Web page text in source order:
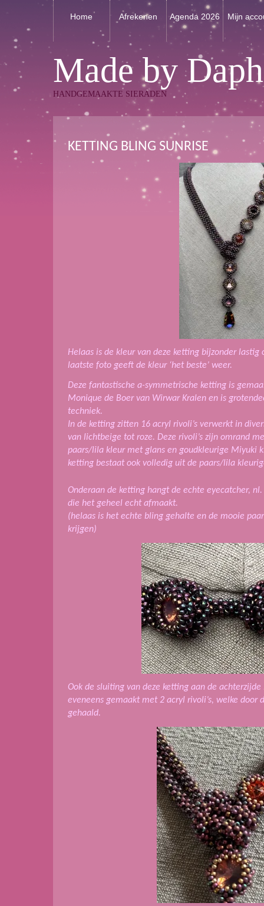
Home Afrekenen Agenda 2026 Mijn
Made by
HANDGEMAAKTE SIERADEN
KETTING BLING SUNRISE
Helaas is de kleur van deze ketting bijzonder
laatste foto geeft de kleur ‘het beste’ weer.
Deze fantastische a-symmetrische ketting is
Monique de Boer van Wirwar Kralen en is
techniek.
In de ketting zitten 16 acryl rivoli’s verwerkt in
van lichtbeige tot roze. Deze rivoli’s zijn omrand
paars/lila kleur met glans en goudkleurige Miyuki
ketting bestaat ook volledig uit de paars/lila
Onderaan de ketting hangt de echte eyecatcher,
die het geheel echt afmaakt.
(helaas is het echte bling gehalte en de mooie
krijgen)
Ook de sluiting van deze ketting aan de
eveneens gemaakt met 2 acryl rivoli’s, welke door
gehaald.